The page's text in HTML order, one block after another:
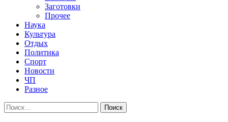
Заготовки
Прочее
Наука
Культура
Отдых
Политика
Спорт
Новости
ЧП
Разное
Найти: